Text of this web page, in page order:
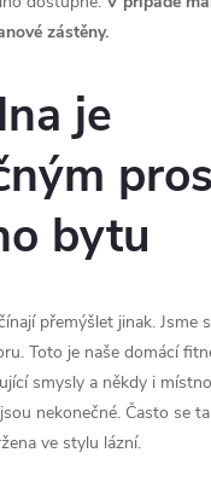
zástěny.
je
bytu
přemýšlet jinak. Jsme
Toto je naše domácí
smysly a někdy i
nekonečné. Často se
ve stylu lázní.